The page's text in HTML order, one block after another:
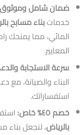
ضمان شامل
خدماتبناء مسابح
المائي، مما يمنحك
المعايير.
سرعة الاستجابة
البناء والصيانة،
استفساراتك.
خصم ٤٥% خاص:
بالرياض، لنجعل بناء